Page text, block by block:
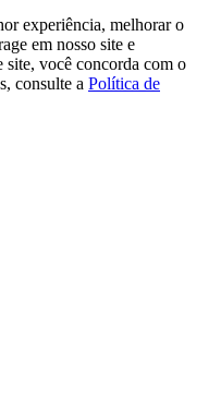
experiência, melhorar o
em nosso site e
site, você concorda com o
consulte a Política de